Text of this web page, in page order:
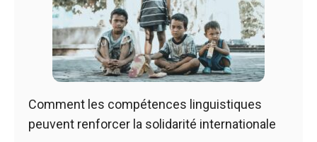
Comment les compétences linguistiques
peuvent renforcer la solidarité internationale